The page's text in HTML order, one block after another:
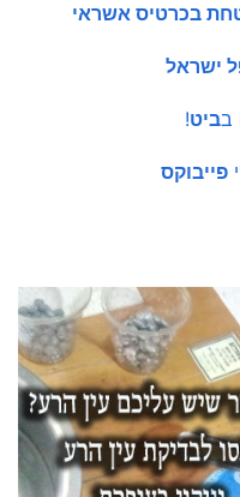
בכרטיס אשראי
ישראל
בביט!
פייבוקס